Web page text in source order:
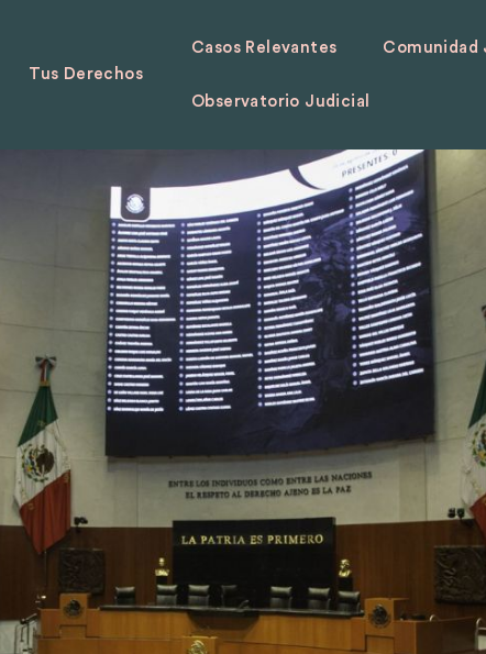
Tus Derechos
Casos Relevantes Comunidad
Observatorio Judicial